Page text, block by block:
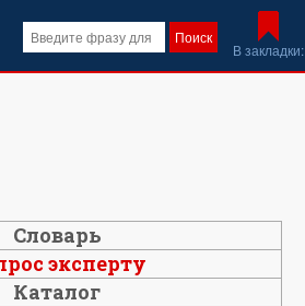
Поиск
В закладки:
Словарь
эксперту
Каталог